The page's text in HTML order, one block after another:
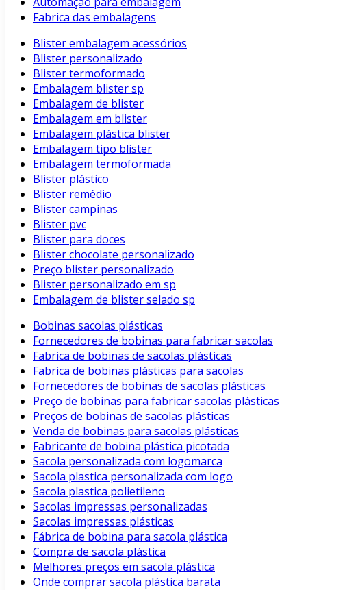
Fabrica das embalagens
Blister embalagem acessórios
Blister personalizado
Blister termoformado
Embalagem blister sp
Embalagem de blister
Embalagem em blister
Embalagem plástica blister
Embalagem tipo blister
Embalagem termoformada
Blister plástico
Blister remédio
Blister campinas
Blister pvc
Blister para doces
Blister chocolate personalizado
Preço blister personalizado
Blister personalizado em sp
Embalagem de blister selado sp
Bobinas sacolas plásticas
Fornecedores de bobinas para fabricar sacolas
Fabrica de bobinas de sacolas plásticas
Fabrica de bobinas plásticas para sacolas
Fornecedores de bobinas de sacolas plásticas
Preço de bobinas para fabricar sacolas plásticas
Preços de bobinas de sacolas plásticas
Venda de bobinas para sacolas plásticas
Fabricante de bobina plástica picotada
Sacola personalizada com logomarca
Sacola plastica personalizada com logo
Sacola plastica polietileno
Sacolas impressas personalizadas
Sacolas impressas plásticas
Fábrica de bobina para sacola plástica
Compra de sacola plástica
Melhores preços em sacola plástica
Onde comprar sacola plástica barata